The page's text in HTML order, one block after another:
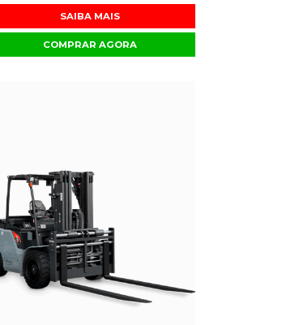
SAIBA MAIS
COMPRAR AGORA